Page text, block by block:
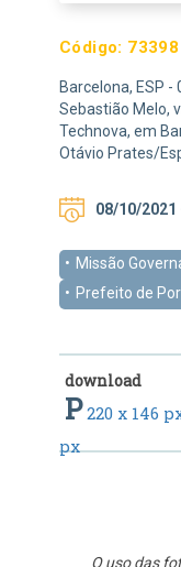
Código: 73398
Barcelona, ESP
Sebastião Melo,
Technova, em
Otávio Prates/
08/10/2021
Missão
Prefeito de
download
P220 x 146
px
O uso das